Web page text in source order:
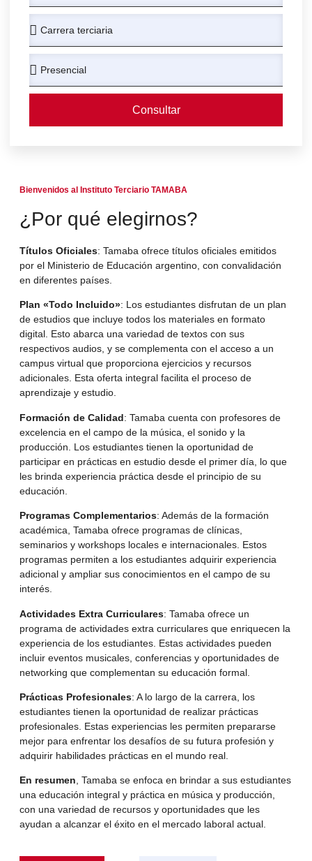
Consultar
Bienvenidos al Instituto Terciario TAMABA
¿Por qué elegirnos?
Títulos Oficiales: Tamaba ofrece títulos oficiales emitidos
por el Ministerio de Educación argentino, con convalidación
en diferentes países.
Plan «Todo Incluido»: Los estudiantes disfrutan de un plan
de estudios que incluye todos los materiales en formato
digital. Esto abarca una variedad de textos con sus
respectivos audios, y se complementa con el acceso a un
campus virtual que proporciona ejercicios y recursos
adicionales. Esta oferta integral facilita el proceso de
aprendizaje y estudio.
Formación de Calidad: Tamaba cuenta con profesores de
excelencia en el campo de la música, el sonido y la
producción. Los estudiantes tienen la oportunidad de
participar en prácticas en estudio desde el primer día, lo que
les brinda experiencia práctica desde el principio de su
educación.
Programas Complementarios: Además de la formación
académica, Tamaba ofrece programas de clínicas,
seminarios y workshops locales e internacionales. Estos
programas permiten a los estudiantes adquirir experiencia
adicional y ampliar sus conocimientos en el campo de su
interés.
Actividades Extra Curriculares: Tamaba ofrece un
programa de actividades extra curriculares que enriquecen la
experiencia de los estudiantes. Estas actividades pueden
incluir eventos musicales, conferencias y oportunidades de
networking que complementan su educación formal.
Prácticas Profesionales: A lo largo de la carrera, los
estudiantes tienen la oportunidad de realizar prácticas
profesionales. Estas experiencias les permiten prepararse
mejor para enfrentar los desafíos de su futura profesión y
adquirir habilidades prácticas en el mundo real.
En resumen, Tamaba se enfoca en brindar a sus estudiantes
una educación integral y práctica en música y producción,
con una variedad de recursos y oportunidades que les
ayudan a alcanzar el éxito en el mercado laboral actual.